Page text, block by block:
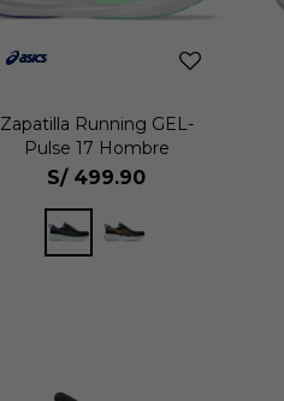
Zapatilla Running GEL-
Pulse 17 Hombre
S/ 499.90